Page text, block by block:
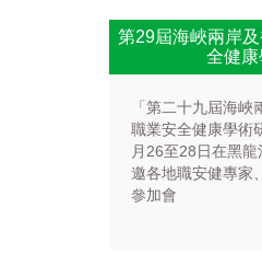
第29屆海峽兩岸
全健
「第二十九屆海
職業安全健康學術
月26至28日在黑
邀各地職安健專家
參加會